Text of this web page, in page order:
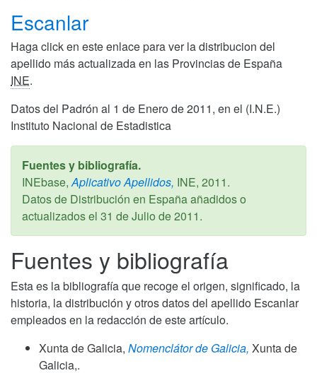
Escanlar
Haga click en este enlace para ver la distribucion del
apellido más actualizada en las Provincias de España
INE.
Datos del Padrón al 1 de Enero de 2011, en el (I.N.E.)
Instituto Nacional de Estadistica
Fuentes y bibliografía.
INEbase, Aplicativo Apellidos, INE, 2011.
Datos de Distribución en España añadidos o
actualizados el 31 de Julio de 2011.
Fuentes y bibliografía
Esta es la bibliografía que recoge el origen, significado, la
historia, la distribución y otros datos del apellido Escanlar
empleados en la redacción de este artículo.
Xunta de Galicia, Nomenclátor de Galicia, Xunta de
Galicia,.